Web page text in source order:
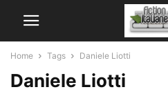
Home Tags Daniele Liotti
Daniele Liotti